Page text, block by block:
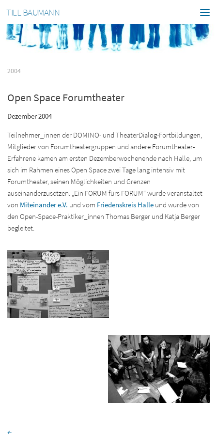
TILL BAUMANN
2004
Open Space Forumtheater
Dezember 2004
Teilnehmer_innen der DOMINO- und TheaterDialog-Fortbildungen,
Mitglieder von Forumtheatergruppen und andere Forumtheater-
Erfahrene kamen am ersten Dezemberwochenende nach Halle, um
sich im Rahmen eines Open Space zwei Tage lang intensiv mit
Forumtheater, seinen Möglichkeiten und Grenzen
auseinanderzusetzen. „Ein FORUM fürs FORUM“ wurde veranstaltet
von Miteinander e.V. und vom Friedenskreis Halle und wurde von
den Open-Space-Praktiker_innen Thomas Berger und Katja Berger
begleitet.
←